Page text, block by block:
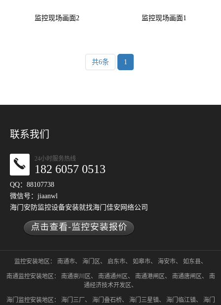
监控现场画面2 监控现场画面1
共6条 1
联系我们
24小时服务热线
182 6057 0513
QQ：88107738
微信号：jiaanwl
海门安防监控设备安装就找海门佳安网络公司
监控安装地区： 南通市、 海门区 、 启东市、 如皋市、 海安市、 如东县、
南通监控安装地区： 南通崇川区 、 南通通州区 、 南通港闸区 、 南通唐闸区 、
南
通经济技术开发区 、
海门监控安装地区： 海门三厂 、 海门叠石桥、 海门三星镇、 海门临江镇、 海门